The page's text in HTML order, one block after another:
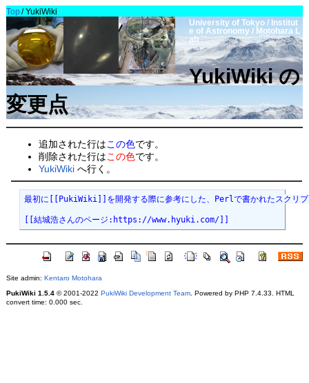
Top/ YukiWiki
University of Tokyo / Institut
e of Astronomy / Motohara L
ab
YukiWiki の
変更点
追加された行はこの色です。
削除された行はこの色です。
YukiWiki へ行く。
最初に[[PukiWiki]]を開発する際に参考にした、Perlで書かれたスクリプ
[[結城浩さんのページ:https://www.hyuki.com/]]
Site admin: Kentaro Motohara
PukiWiki 1.5.4© 2001-2022 PukiWiki Development Team. Powered by PHP 7.4.33. HTML
convert time: 0.000 sec.